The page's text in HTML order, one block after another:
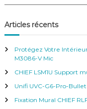
g
a
t
i
o
h
e
c
e
r
Articles récents
Protégez Votre
M3086-V Mic
CHIEF LSM1U Support
Unifi UVC-G6-Pro-
Fixation Mural CHIEF